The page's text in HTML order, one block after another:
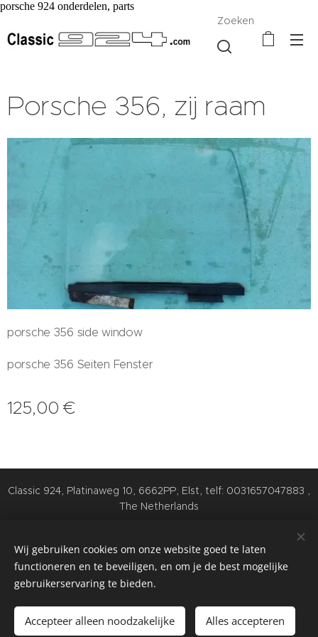
porsche 924 onderdelen, parts
Zoeken
Porsche 356, zij raam
porsche 356 side window
porsche 356 Seiten Fenster
125,00 €
Toevoegen aan de winkelwagen
Classic 924, Platinaweg 10, 6662PP, Elst, telf: 0031657047883 ,
The Netherlands
Nederlands
Wij gebruiken cookies om onze website goed te laten
functioneren en te beveiligen, en om je de best mogelijke
gebruikerservaring te bieden.
Accepteer alleen noodzakelijke Alles accepteren